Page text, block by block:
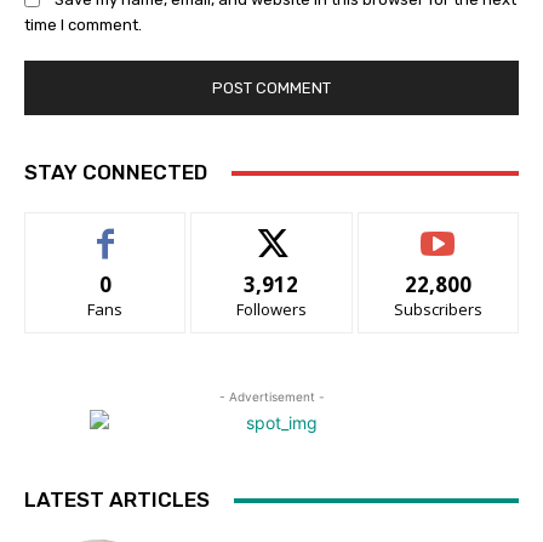
time I comment.
STAY CONNECTED
0
Fans
3,912
Followers
22,800
Subscribers
- Advertisement -
LATEST ARTICLES